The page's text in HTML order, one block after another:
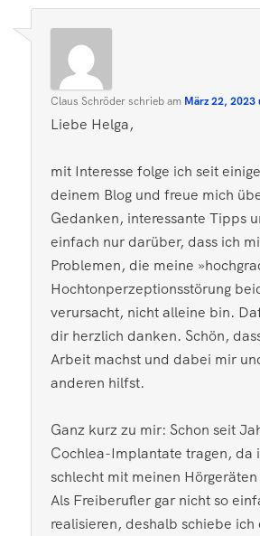
Claus Schröderschriebam März 22, 2023
Liebe Helga,
mit Interesse folge ich seit
deinem Blog und freue mich
Gedanken, interessante Tipps
einfach nur darüber, dass ich
Problemen, die meine
Hochtonperzeptionsstörung
verursacht, nicht alleine bin.
dir herzlich danken. Schön,
Arbeit machst und dabei mir
anderen hilfst.
Ganz kurz zu mir: Schon seit
Cochlea-Implantate tragen, da
schlecht mit meinen
Als Freiberufler gar nicht so
realisieren, deshalb schiebe ich